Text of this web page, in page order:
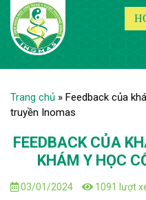
Trang chủ » Feedback của
truyền Inomas
FEEDBACK CỦA
KHÁM Y HỌC
03/01/2024 1091 lượt